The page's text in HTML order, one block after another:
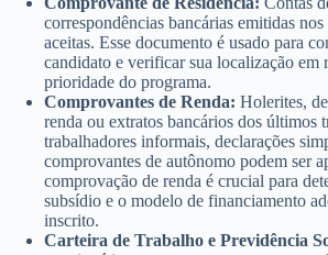
correspondências bancárias emitidas
aceitas. Esse documento é usado para
candidato e verificar sua localização em
prioridade do programa.
Comprovantes de Renda: Holerites,
renda ou extratos bancários dos últimos
trabalhadores informais, declarações
comprovantes de autônomo podem ser
comprovação de renda é crucial para
subsídio e o modelo de financiamento
inscrito.
Carteira de Trabalho e Previdência